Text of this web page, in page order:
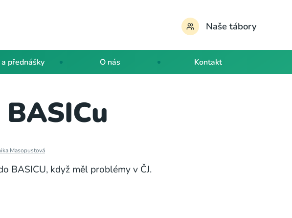
Naše tábory
a přednášky O nás Kontakt
Masopustová
BASICU, když měl problémy v ČJ.